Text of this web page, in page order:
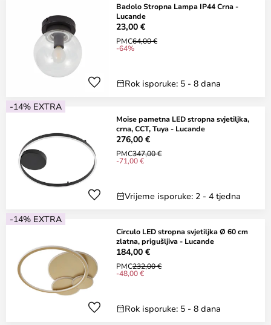
Badolo Stropna Lampa IP44 Crna -
Lucande
23,00 €
PMC64,00 €
-64%
Rok isporuke: 5 - 8 dana
-14% EXTRA
Moise pametna LED stropna svjetiljka,
crna, CCT, Tuya - Lucande
276,00 €
PMC347,00 €
-71,00 €
Vrijeme isporuke: 2 - 4 tjedna
-14% EXTRA
Circulo LED stropna svjetiljka Ø 60 cm
zlatna, prigušljiva - Lucande
184,00 €
PMC232,00 €
-48,00 €
Rok isporuke: 5 - 8 dana